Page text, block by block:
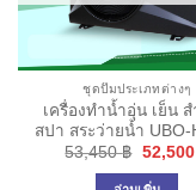
ชุดปั๊มประเภทต่างๆ
เครื่องทำน้ำอุ่น เย็น
สปา สระว่ายน้ำ UBO-
53,450฿ Original
was:
52,500